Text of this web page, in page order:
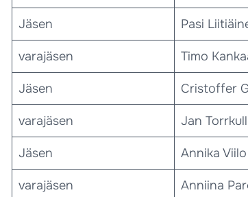
Jäsen Pasi
varajäsen Timo
Jäsen Cristoffer
varajäsen Jan
Jäsen Annika Viilo
varajäsen Anniina